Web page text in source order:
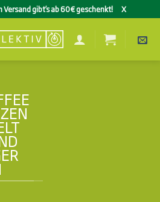
gibt’s ab 60€ geschenkt! X